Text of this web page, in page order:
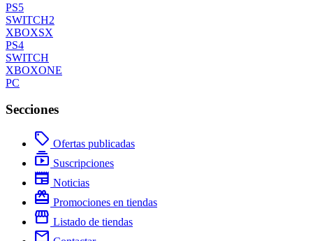
PS5
SWITCH2
XBOXSX
PS4
SWITCH
XBOXONE
PC
Secciones
local_offer Ofertas publicadas
subscriptions Suscripciones
newspaper Noticias
redeem Promociones en tiendas
storefront Listado de tiendas
mail